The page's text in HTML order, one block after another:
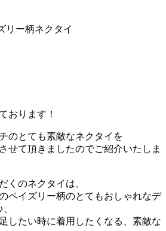
リー柄ネクタイ
おります！
のとても素敵なネクタイを
せて頂きましたのでご紹介いたしま
くのネクタイは、
ペイズリー柄のとてもおしゃれなデ
したい時に着用したくなる、素敵な